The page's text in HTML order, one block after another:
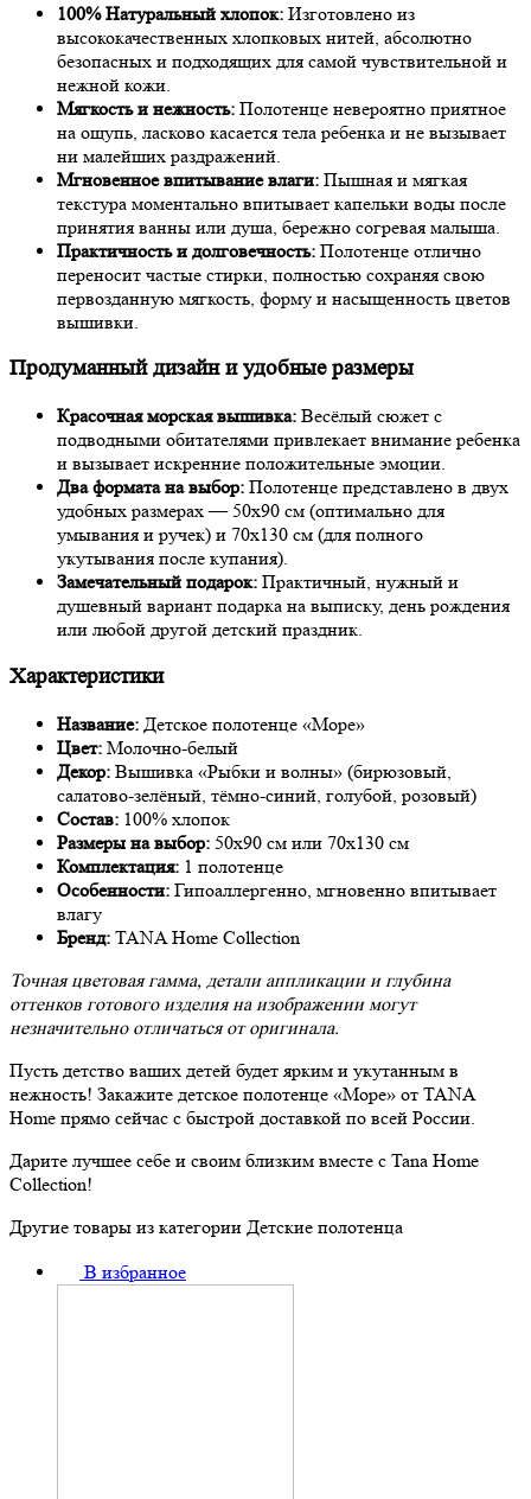
100% Натуральный хлопок: Изготовлено из
высококачественных хлопковых нитей, абсолютно
безопасных и подходящих для самой чувствительной и
нежной кожи.
Мягкость и нежность: Полотенце невероятно приятное
на ощупь, ласково касается тела ребенка и не вызывает
ни малейших раздражений.
Мгновенное впитывание влаги: Пышная и мягкая
текстура моментально впитывает капельки воды после
принятия ванны или душа, бережно согревая малыша.
Практичность и долговечность: Полотенце отлично
переносит частые стирки, полностью сохраняя свою
первозданную мягкость, форму и насыщенность цветов
вышивки.
Продуманный дизайн и удобные размеры
Красочная морская вышивка: Весёлый сюжет с
подводными обитателями привлекает внимание ребенка
и вызывает искренние положительные эмоции.
Два формата на выбор: Полотенце представлено в двух
удобных размерах — 50х90 см (оптимально для
умывания и ручек) и 70х130 см (для полного
укутывания после купания).
Замечательный подарок: Практичный, нужный и
душевный вариант подарка на выписку, день рождения
или любой другой детский праздник.
Характеристики
Название: Детское полотенце «Море»
Цвет: Молочно-белый
Декор: Вышивка «Рыбки и волны» (бирюзовый,
салатово-зелёный, тёмно-синий, голубой, розовый)
Состав: 100% хлопок
Размеры на выбор: 50х90 см или 70х130 см
Комплектация: 1 полотенце
Особенности: Гипоаллергенно, мгновенно впитывает
влагу
Бренд: TANA Home Collection
Точная цветовая гамма, детали аппликации и глубина
оттенков готового изделия на изображении могут
незначительно отличаться от оригинала.
Пусть детство ваших детей будет ярким и укутанным в
нежность! Закажите детское полотенце «Море» от TANA
Home прямо сейчас с быстрой доставкой по всей России.
Дарите лучшее себе и своим близким вместе с Tana Home
Collection!
Другие товары из категории Детские полотенца
В избранное